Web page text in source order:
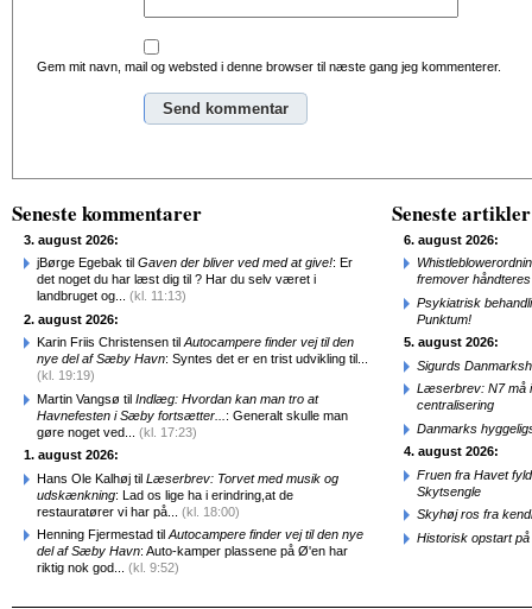
Gem mit navn, mail og websted i denne browser til næste gang jeg kommenterer.
Seneste kommentarer
3. august 2026:
jBørge Egebak til Gaven der bliver ved med at give!: Er
det noget du har læst dig til ? Har du selv været i
landbruget og... (kl. 11:13)
2. august 2026:
Karin Friis Christensen til Autocampere finder vej til den
nye del af Sæby Havn: Syntes det er en trist udvikling til...
(kl. 19:19)
Martin Vangsø til Indlæg: Hvordan kan man tro at
Havnefesten i Sæby fortsætter... : Generalt skulle man
gøre noget ved... (kl. 17:23)
1. august 2026:
Hans Ole Kalhøj til Læserbrev: Torvet med musik og
udskænkning: Lad os lige ha i erindring,at de
restauratører vi har på... (kl. 18:00)
Henning Fjermestad til Autocampere finder vej til den nye
del af Sæby Havn: Auto-kamper plassene på Ø'en har
riktig nok god... (kl. 9:52)
Seneste artikler
6. august 2026:
fremover
Psykiatrisk
Punktum!
5. august 2026:
Sigurds
Læserbrev: N7 må
centralisering
Danmarks
4. august 2026:
Fruen fra Havet
Skytsengle
Skyhøj ros fra
Historisk opstart